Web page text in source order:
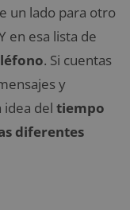
un lado para otro
en esa lista de
. Si cuentas
y
idea del tiempo
diferentes